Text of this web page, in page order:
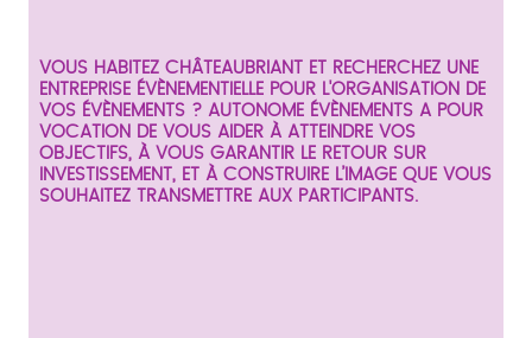
VOUS HABITEZ CHÂTEAUBRIANT ET RECHERCHEZ UNE
ENTREPRISE ÉVÈNEMENTIELLE POUR L'ORGANISATION DE
VOS ÉVÈNEMENTS ? AUTONOME ÉVÈNEMENTS A POUR
VOCATION DE VOUS AIDER À ATTEINDRE VOS
OBJECTIFS, À VOUS GARANTIR LE RETOUR SUR
INVESTISSEMENT, ET À CONSTRUIRE L’IMAGE QUE VOUS
SOUHAITEZ TRANSMETTRE AUX PARTICIPANTS.